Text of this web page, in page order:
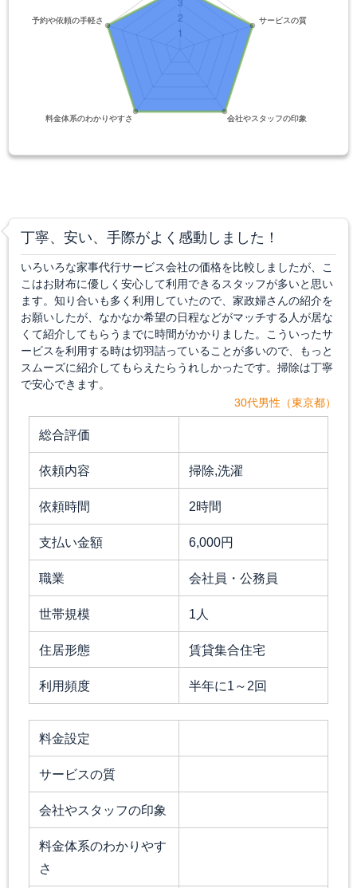
丁寧、安い、手際がよく感動しました！
いろいろな家事代行サービス会社の価格を比較しましたが、こ
こはお財布に優しく安心して利用できるスタッフが多いと思い
ます。知り合いも多く利用していたので、家政婦さんの紹介を
お願いしたが、なかなか希望の日程などがマッチする人が居な
くて紹介してもらうまでに時間がかかりました。こういったサ
ービスを利用する時は切羽詰っていることが多いので、もっと
スムーズに紹介してもらえたらうれしかったです。掃除は丁寧
で安心できます。
30代男性（東京都）
総合評価
依頼内容 掃除,洗濯
依頼時間 2時間
支払い金額 6,000円
職業 会社員・公務員
世帯規模 1人
住居形態 賃貸集合住宅
利用頻度 半年に1～2回
料金設定
サービスの質
会社やスタッフの印象
料金体系のわかりやす
さ